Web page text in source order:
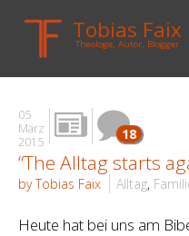
Tobias Faix
Theologe, Autor, Blogger
HOME
BLOG
BIOGRAPHIE
05
März
2015
18
“The Alltag starts
by Tobias Faix Alltag,
Heute hat bei uns am